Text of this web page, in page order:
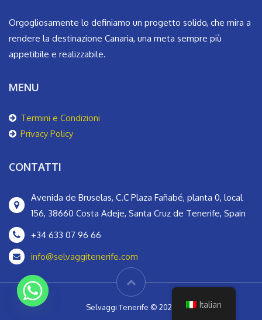
Orgogliosamente lo definiamo un progetto solido, che mira a
rendere la destinazione Canaria, una meta sempre più
appetibile e realizzabile.
MENU
Termini e Condizioni
Privacy Policy
CONTATTI
Avenida de Bruselas, C.C Plaza Fañabé, planta 0, local
156, 38660 Costa Adeje, Santa Cruz de Tenerife, Spain
‪+34 633 07 96 66‬
info@selvaggitenerife.com
Selvaggi Tenerife © 2024 Italian